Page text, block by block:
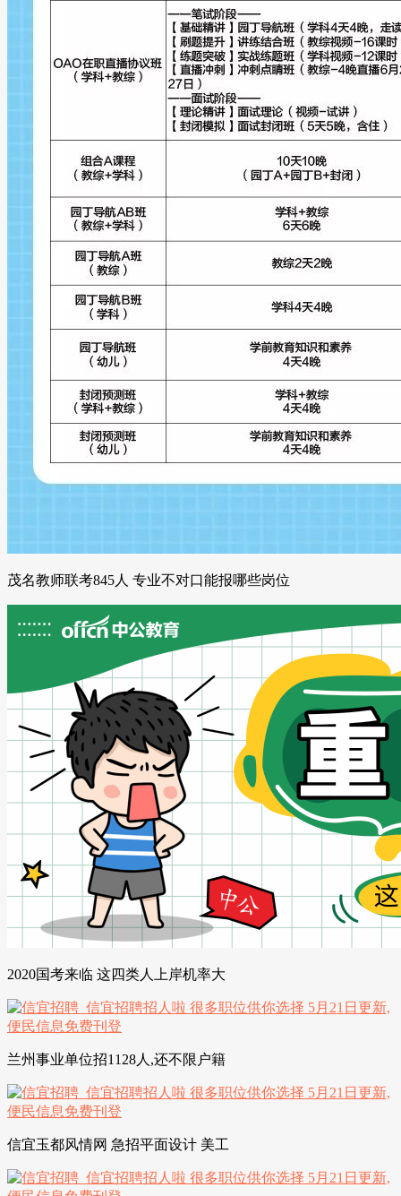
茂名教师联考845人 专业不对口能报哪些岗位
2020国考来临 这四类人上岸机率大
兰州事业单位招1128人,还不限户籍
信宜玉都风情网 急招平面设计 美工